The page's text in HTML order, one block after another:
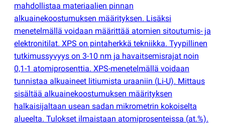
mahdollistaa materiaalien pinnan
alkuainekoostumuksen määrityksen. Lisäksi
menetelmällä voidaan määrittää atomien sitoutumis- ja
elektronitilat. XPS on pintaherkkä tekniikka. Tyypillinen
tutkimussyvyys on 3-10 nm ja havaitsemisrajat noin
0,1-1 atomiprosenttia. XPS-menetelmällä voidaan
tunnistaa alkuaineet litiumista uraaniin (Li-U). Mittaus
sisältää alkuainekoostumuksen määrityksen
halkaisijaltaan usean sadan mikrometrin kokoiselta
alueelta. Tulokset ilmaistaan atomiprosenteissa (at.%).